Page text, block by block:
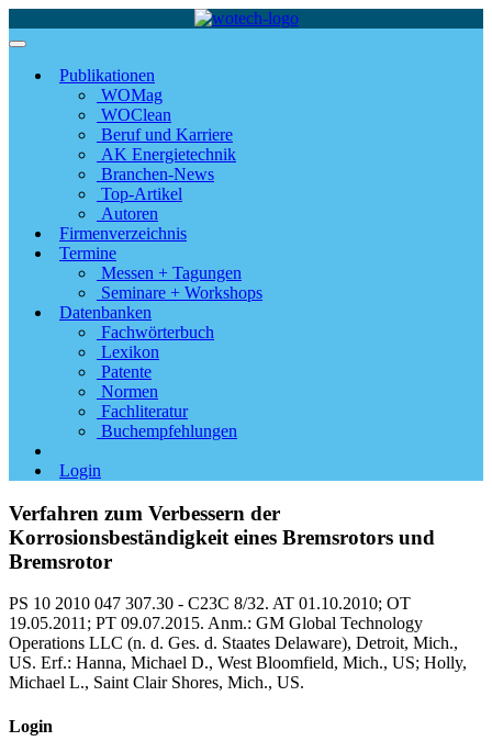
Publikationen
WOMag
WOClean
Beruf und Karriere
AK Energietechnik
Branchen-News
Top-Artikel
Autoren
Firmenverzeichnis
Termine
Messen + Tagungen
Seminare + Workshops
Datenbanken
Fachwörterbuch
Lexikon
Patente
Normen
Fachliteratur
Buchempfehlungen
Login
Verfahren zum Verbessern der
Korrosionsbeständigkeit eines Bremsrotors und
Bremsrotor
PS 10 2010 047 307.30 - C23C 8/32. AT 01.10.2010; OT
19.05.2011; PT 09.07.2015. Anm.: GM Global Technology
Operations LLC (n. d. Ges. d. Staates Delaware), Detroit, Mich.,
US. Erf.: Hanna, Michael D., West Bloomfield, Mich., US; Holly,
Michael L., Saint Clair Shores, Mich., US.
Login